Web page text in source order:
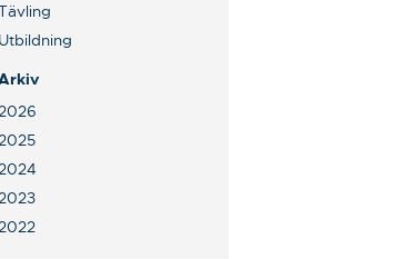
Utbildning